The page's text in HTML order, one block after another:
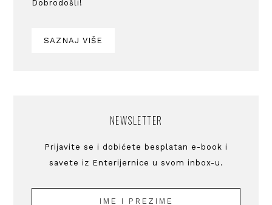
Dobrodošli!
SAZNAJ VIŠE
NEWSLETTER
Prijavite se i dobićete besplatan e-book i
savete iz Enterijernice u svom inbox-u.